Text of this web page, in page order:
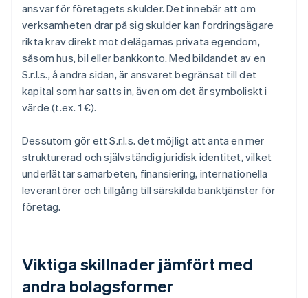
ansvar för företagets skulder. Det innebär att om
verksamheten drar på sig skulder kan fordringsägare
rikta krav direkt mot delägarnas privata egendom,
såsom hus, bil eller bankkonto. Med bildandet av en
S.r.l.s., å andra sidan, är ansvaret begränsat till det
kapital som har satts in, även om det är symboliskt i
värde (t.ex. 1 €).
Dessutom gör ett S.r.l.s. det möjligt att anta en mer
strukturerad och självständig juridisk identitet, vilket
underlättar samarbeten, finansiering, internationella
leverantörer och tillgång till särskilda banktjänster för
företag.
Viktiga skillnader jämfört med
andra bolagsformer